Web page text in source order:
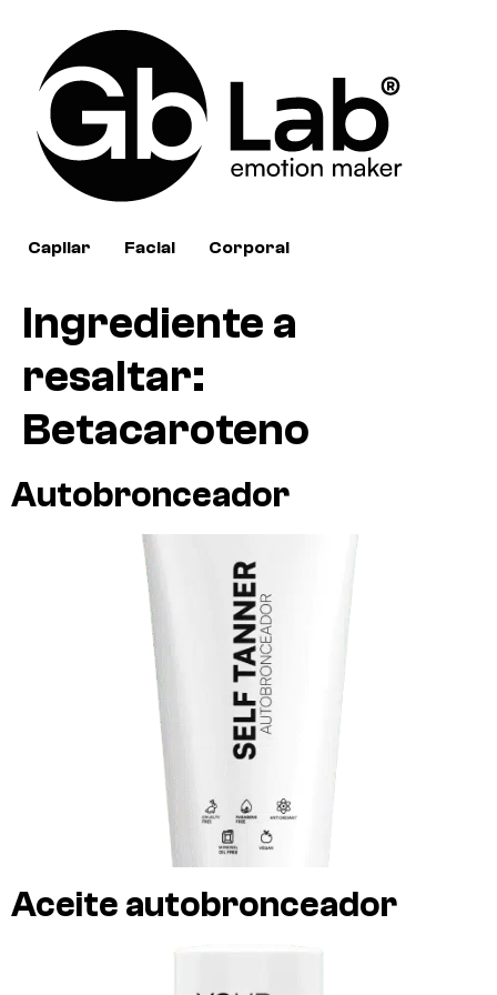
Capilar Facial Corporal
Ingrediente a
resaltar:
Betacaroteno
Autobronceador
Aceite autobronceador